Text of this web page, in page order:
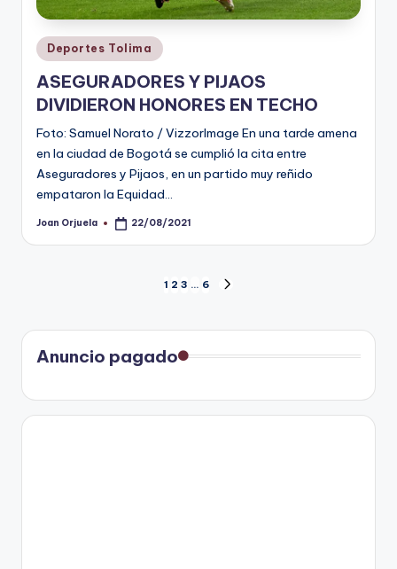
Publicado
en
Deportes Tolima
ASEGURADORES Y PIJAOS
DIVIDIERON HONORES EN TECHO
Foto: Samuel Norato / VizzorImage En una tarde amena
en la ciudad de Bogotá se cumplió la cita entre
Aseguradores y Pijaos, en un partido muy reñido
empataron la Equidad…
Publicado
Joan Orjuela 22/08/2021
Paginación
de
entradas
1 2 3 … 6
Anuncio pagado